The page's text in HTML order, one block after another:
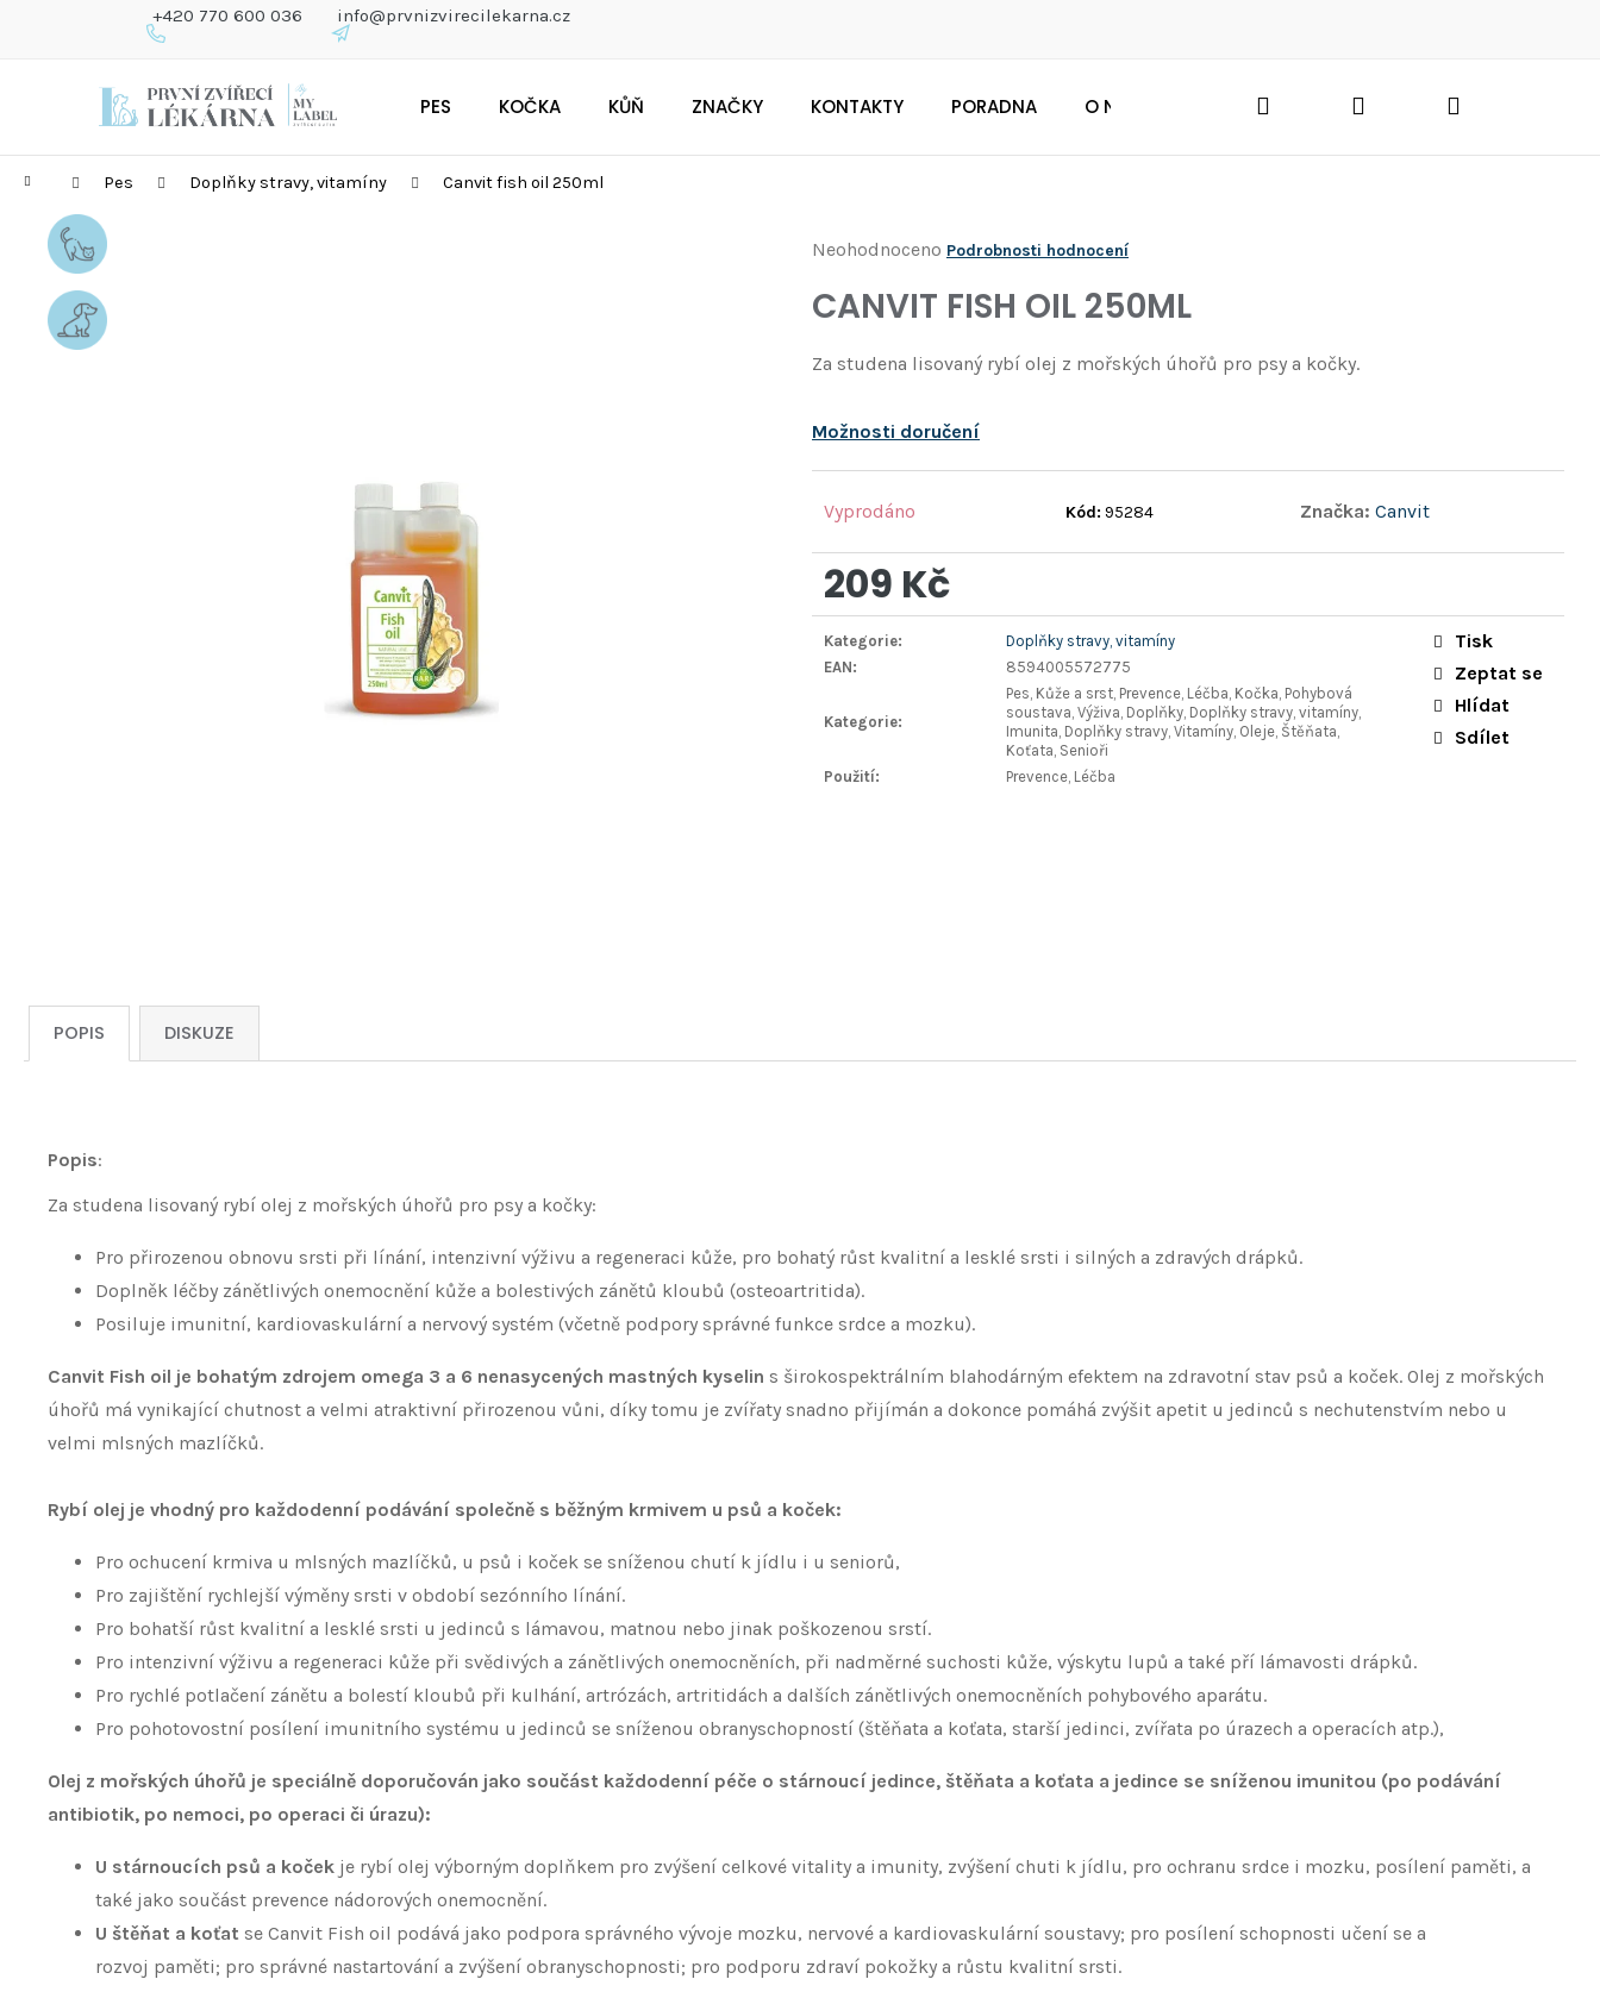
+420 770 600 036 info@prvnizvirecilekarna.cz
PES KOČKA KŮŇ ZNAČKY KONTAKTY PORADNA O NÁS Hledat PřihlášeníNákupní
Domů Pes Doplňky stravy, vitamíny Canvit fish oil 250ml
Průměrné
produktu
5
Neohodnoceno Podrobnosti hodnocení
CANVIT FISH OIL 250ML
Za studena lisovaný rybí olej z mořských úhořů pro psy a kočky.
Možnosti doručení
Vyprodáno Kód: 95284 Značka: Canvit
209 Kč
Měrná
cena:
Kategorie:
Doplňky stravy, vitamíny
EAN: 8594005572775
Kategorie:
Pes, Kůže a srst, Prevence, Léčba, Kočka, Pohybová
soustava, Výživa, Doplňky, Doplňky stravy, vitamíny,
Imunita, Doplňky stravy, Vitamíny, Oleje, Štěňata,
Koťata, Senioři
Použití: Prevence, Léčba
Tisk
Zeptat se
Hlídat
Sdílet
POPIS DISKUZE
Popis:
Za studena lisovaný rybí olej z mořských úhořů pro psy a kočky:
Pro přirozenou obnovu srsti při línání, intenzivní výživu a regeneraci kůže, pro bohatý růst kvalitní a lesklé srsti i silných a zdravých drápků.
Doplněk léčby zánětlivých onemocnění kůže a bolestivých zánětů kloubů (osteoartritida).
Posiluje imunitní, kardiovaskulární a nervový systém (včetně podpory správné funkce srdce a mozku).
Canvit Fish oil je bohatým zdrojem omega 3 a 6 nenasycených mastných kyselin s širokospektrálním blahodárným efektem na zdravotní stav psů a koček. Olej z mořských
úhořů má vynikající chutnost a velmi atraktivní přirozenou vůni, díky tomu je zvířaty snadno přijímán a dokonce pomáhá zvýšit apetit u jedinců s nechutenstvím nebo u
velmi mlsných mazlíčků.
Rybí olej je vhodný pro každodenní podávání společně s běžným krmivem u psů a koček:
Pro ochucení krmiva u mlsných mazlíčků, u psů i koček se sníženou chutí k jídlu i u seniorů,
Pro zajištění rychlejší výměny srsti v období sezónního línání.
Pro bohatší růst kvalitní a lesklé srsti u jedinců s lámavou, matnou nebo jinak poškozenou srstí.
Pro intenzivní výživu a regeneraci kůže při svědivých a zánětlivých onemocněních, při nadměrné suchosti kůže, výskytu lupů a také pří lámavosti drápků.
Pro rychlé potlačení zánětu a bolestí kloubů při kulhání, artrózách, artritidách a dalších zánětlivých onemocněních pohybového aparátu.
Pro pohotovostní posílení imunitního systému u jedinců se sníženou obranyschopností (štěňata a koťata, starší jedinci, zvířata po úrazech a operacích atp.),
Olej z mořských úhořů je speciálně doporučován jako součást každodenní péče o stárnoucí jedince, štěňata a koťata a jedince se sníženou imunitou (po podávání
antibiotik, po nemoci, po operaci či úrazu):
U stárnoucích psů a koček je rybí olej výborným doplňkem pro zvýšení celkové vitality a imunity, zvýšení chuti k jídlu, pro ochranu srdce i mozku, posílení paměti, a
také jako součást prevence nádorových onemocnění.
U štěňat a koťat se Canvit Fish oil podává jako podpora správného vývoje mozku, nervové a kardiovaskulární soustavy; pro posílení schopnosti učení se a
rozvoj paměti; pro správné nastartování a zvýšení obranyschopnosti; pro podporu zdraví pokožky a růstu kvalitní srsti.
obchodu
obchodu
CO POTŘEBUJETE NAJÍT?